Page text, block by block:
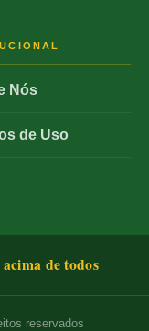
Nós
de Uso
de todos
reservados